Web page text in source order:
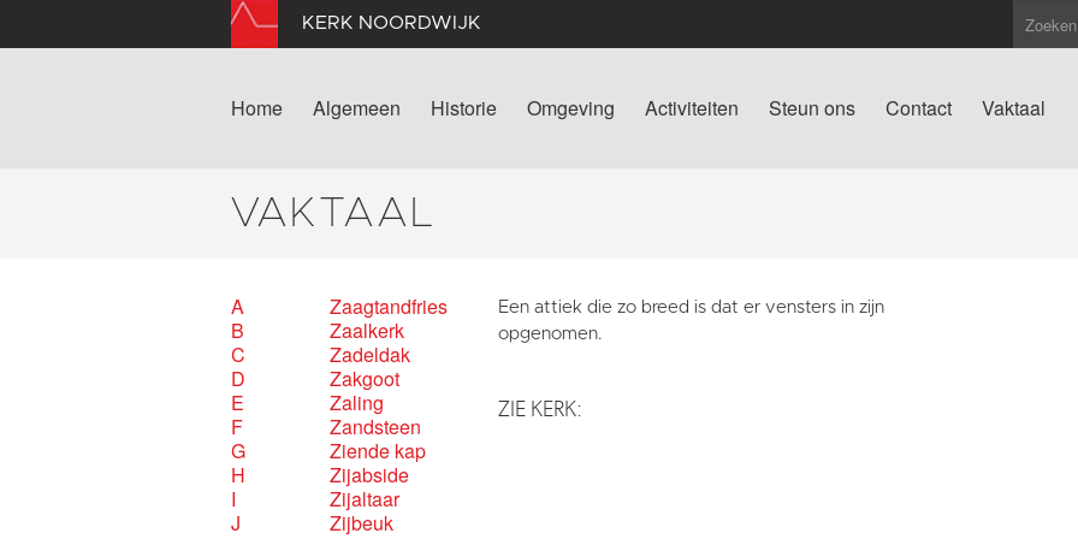
KERK NOORDWIJK
Home Algemeen Historie Omgeving Activiteiten Steun ons Contact Vaktaal
VAKTAAL
A
B
C
D
E
F
G
H
I
J
Zaagtandfries
Zaalkerk
Zadeldak
Zakgoot
Zaling
Zandsteen
Ziende kap
Zijabside
Zijaltaar
Zijbeuk
Een attiek die zo breed is dat er vensters in zijn
opgenomen.
ZIE KERK: